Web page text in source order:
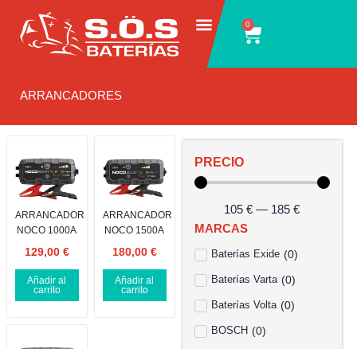
contenido
0
Carrito
ARRANCADORES
PRECIO
105€ — 185€
MARCAS
Baterías Exide (0)
Baterías Varta (0)
Baterías Volta (0)
BOSCH (0)
ARRANCADOR
NOCO 1000A
129,00 €
Añadir al
carrito
ARRANCADOR
NOCO 1500A
180,00 €
Añadir al
carrito